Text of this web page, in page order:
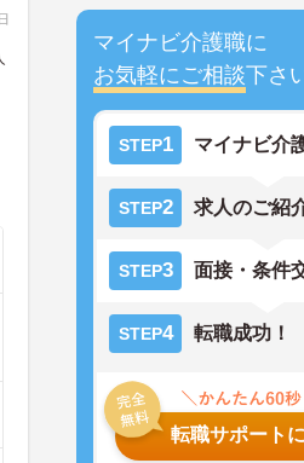
マイナビ介護職に
お気軽にご相談下さ
STEP1 マイナビ介
STEP2 求人のご紹
STEP3 面接・条件
STEP4 転職成功！
転職サポート